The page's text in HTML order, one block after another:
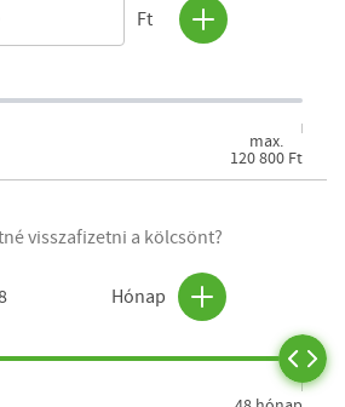
Ft
max.
120 800 Ft
visszafizetni a kölcsönt?
Hónap